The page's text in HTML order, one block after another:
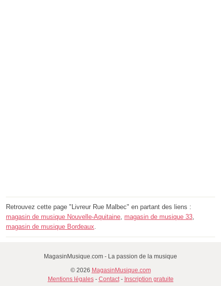
Retrouvez cette page "Livreur Rue Malbec" en partant des liens :
magasin de musique Nouvelle-Aquitaine, magasin de musique 33,
magasin de musique Bordeaux.
MagasinMusique.com - La passion de la musique
© 2026 MagasinMusique.com
Mentions légales- Contact- Inscription gratuite